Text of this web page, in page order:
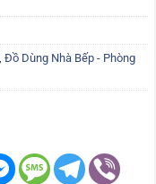
Đồ Dùng Nhà Bếp - Phòng